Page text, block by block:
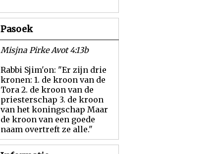
Pasoek
Misjna Pirke Avot 4:13b
Rabbi Sjim'on: "Er zijn drie
kronen: 1. de kroon van de
Tora 2. de kroon van de
priesterschap 3. de kroon
van het koningschap Maar
de kroon van een goede
naam overtreft ze alle."